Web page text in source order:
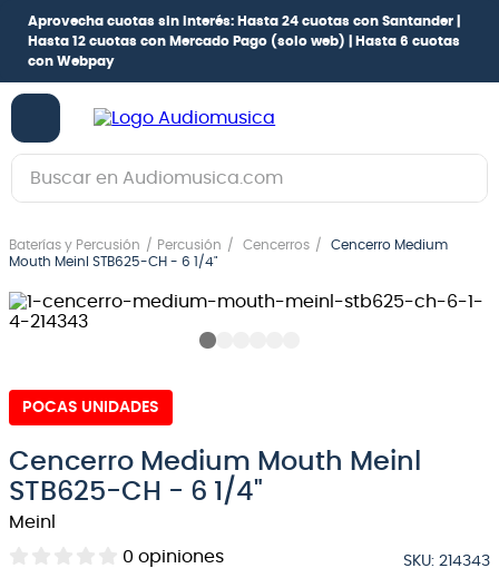
Aprovecha cuotas sin interés: Hasta 24 cuotas con Santander |
Hasta 12 cuotas con Mercado Pago (solo web) |
Hasta 6 cuotas
con Webpay
Buscar en Audiomusica.com
Baterías y Percusión Percusión Cencerros
Cencerro Medium
Mouth Meinl STB625-CH - 6 1/4"
POCAS UNIDADES
Cencerro Medium Mouth Meinl
STB625-CH - 6 1/4"
Meinl
0 opiniones SKU: 214343
1.
guitarra electrica
2.
bajo
guitarra electroacústica
5.
amplificador
6.
guitarra
.
teclado
8.